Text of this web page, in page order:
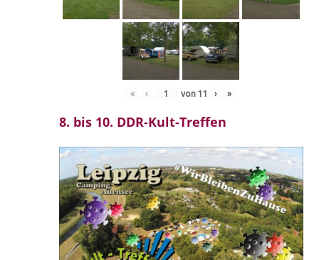
« ‹ von 11 › »
8. bis 10. DDR-Kult-Treffen